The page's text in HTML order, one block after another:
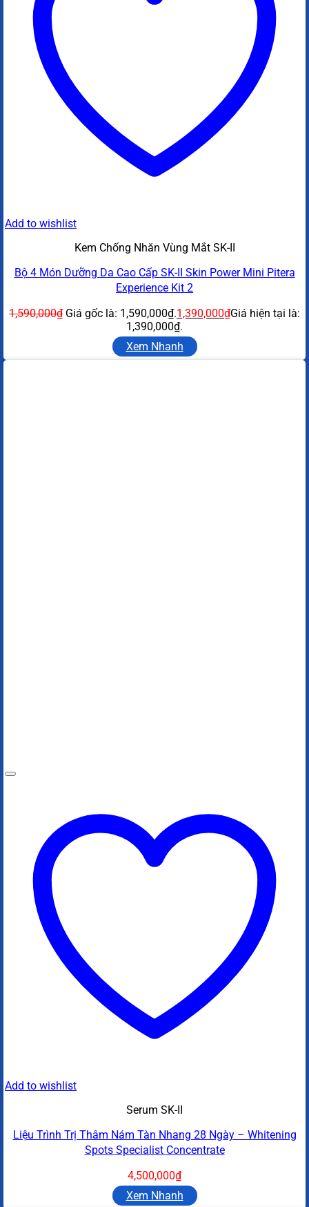
Add to wishlist
Kem Chống Nhăn Vùng Mắt SK-II
Bộ 4 Món Dưỡng Da Cao Cấp SK-II Skin Power Mini Pitera
Experience Kit 2
1,590,000₫ Giá gốc là: 1,590,000₫.1,390,000₫Giá hiện tại là:
1,390,000₫.
Xem Nhanh
Add to wishlist
Serum SK-II
Liệu Trình Trị Thâm Nám Tàn Nhang 28 Ngày – Whitening
Spots Specialist Concentrate
4,500,000₫
Xem Nhanh